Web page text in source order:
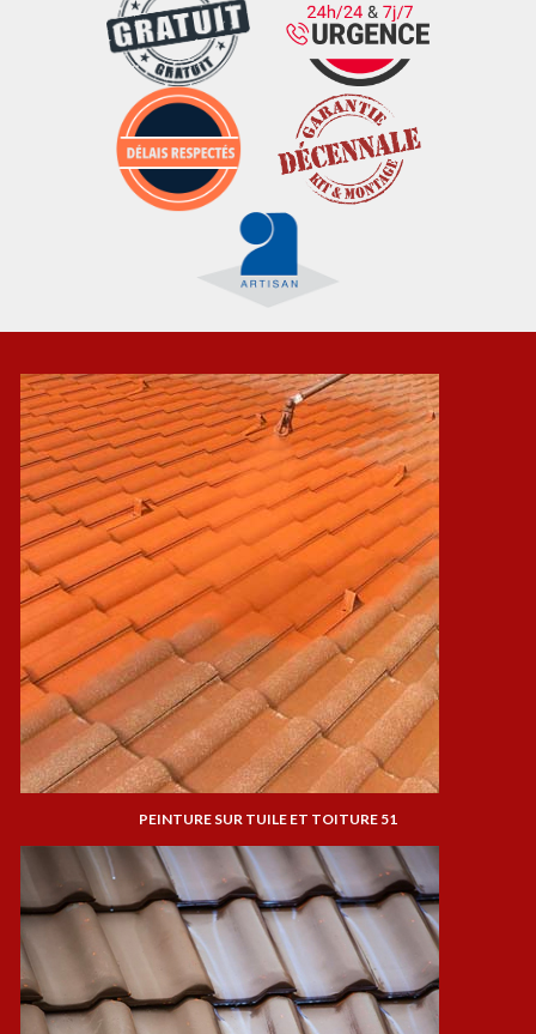
PEINTURE SUR TUILE ET TOITURE 51